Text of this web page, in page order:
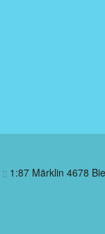
1:87 Märklin 4678